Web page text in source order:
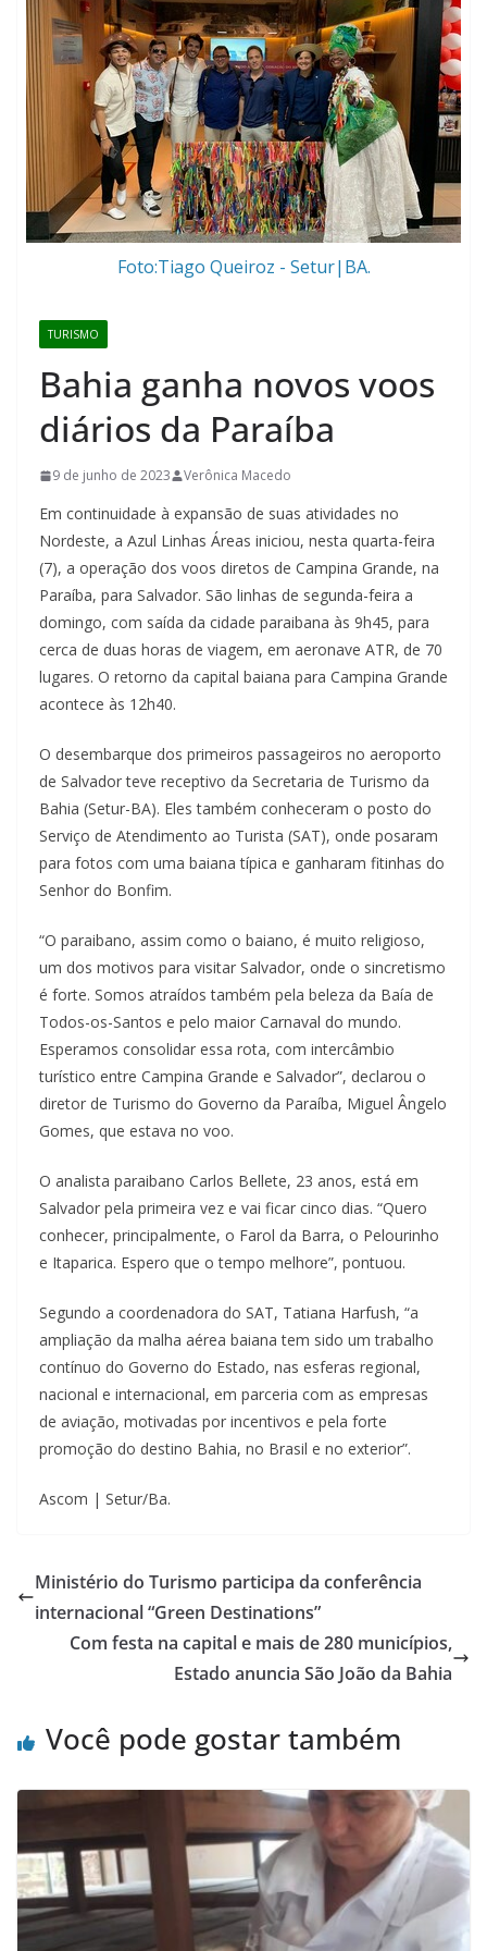
Foto:Tiago Queiroz - Setur|BA.
TURISMO
Bahia ganha novos voos
diários da Paraíba
9 de junho de 2023 Verônica Macedo
Em continuidade à expansão de suas atividades no
Nordeste, a Azul Linhas Áreas iniciou, nesta quarta-feira
(7), a operação dos voos diretos de Campina Grande, na
Paraíba, para Salvador. São linhas de segunda-feira a
domingo, com saída da cidade paraibana às 9h45, para
cerca de duas horas de viagem, em aeronave ATR, de 70
lugares. O retorno da capital baiana para Campina Grande
acontece às 12h40.
O desembarque dos primeiros passageiros no aeroporto
de Salvador teve receptivo da Secretaria de Turismo da
Bahia (Setur-BA). Eles também conheceram o posto do
Serviço de Atendimento ao Turista (SAT), onde posaram
para fotos com uma baiana típica e ganharam fitinhas do
Senhor do Bonfim.
“O paraibano, assim como o baiano, é muito religioso,
um dos motivos para visitar Salvador, onde o sincretismo
é forte. Somos atraídos também pela beleza da Baía de
Todos-os-Santos e pelo maior Carnaval do mundo.
Esperamos consolidar essa rota, com intercâmbio
turístico entre Campina Grande e Salvador”, declarou o
diretor de Turismo do Governo da Paraíba, Miguel Ângelo
Gomes, que estava no voo.
O analista paraibano Carlos Bellete, 23 anos, está em
Salvador pela primeira vez e vai ficar cinco dias. “Quero
conhecer, principalmente, o Farol da Barra, o Pelourinho
e Itaparica. Espero que o tempo melhore”, pontuou.
Segundo a coordenadora do SAT, Tatiana Harfush, “a
ampliação da malha aérea baiana tem sido um trabalho
contínuo do Governo do Estado, nas esferas regional,
nacional e internacional, em parceria com as empresas
de aviação, motivadas por incentivos e pela forte
promoção do destino Bahia, no Brasil e no exterior”.
Ascom | Setur/Ba.
Ministério do Turismo participa da conferência
internacional “Green Destinations”
Com festa na capital e mais de 280 municípios,
Estado anuncia São João da Bahia
Você pode gostar também